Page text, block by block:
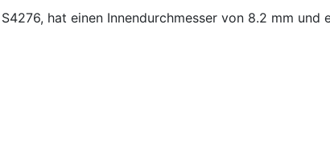
hat einen Innendurchmesser von 8.2 mm und